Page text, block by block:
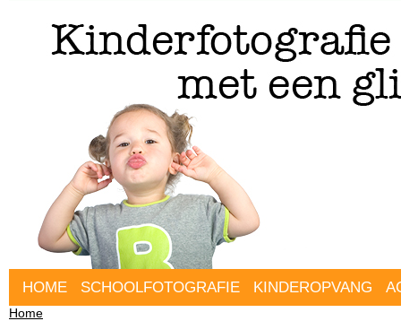
HOME SCHOOLFOTOGRAFIE KINDEROPVANG
Home